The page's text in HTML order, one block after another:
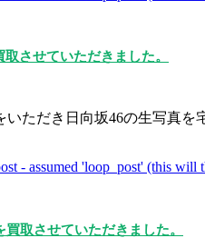
させていただきました。
ただき日向坂46の生写真を
- assumed 'loop_post' (this
取させていただきました。